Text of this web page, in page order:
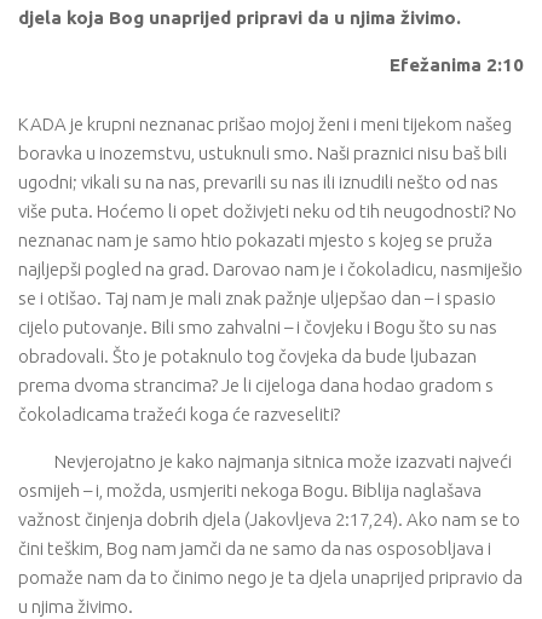
djela koja Bog unaprijed pripravi da u njima živimo.
Efežanima 2:10
KADA je krupni neznanac prišao mojoj ženi i meni tijekom našeg
boravka u inozemstvu, ustuknuli smo. Naši praznici nisu baš bili
ugodni; vikali su na nas, prevarili su nas ili iznudili nešto od nas
više puta. Hoćemo li opet doživjeti neku od tih neugodnosti? No
neznanac nam je samo htio pokazati mjesto s kojeg se pruža
najljepši pogled na grad. Darovao nam je i čokoladicu, nasmiješio
se i otišao. Taj nam je mali znak pažnje uljepšao dan – i spasio
cijelo putovanje. Bili smo zahvalni – i čovjeku i Bogu što su nas
obradovali. Što je potaknulo tog čovjeka da bude ljubazan
prema dvoma strancima? Je li cijeloga dana hodao gradom s
čokoladicama tražeći koga će razveseliti?
Nevjerojatno je kako najmanja sitnica može izazvati najveći
osmijeh – i, možda, usmjeriti nekoga Bogu. Biblija naglašava
važnost činjenja dobrih djela (Jakovljeva 2:17,24). Ako nam se to
čini teškim, Bog nam jamči da ne samo da nas osposobljava i
pomaže nam da to činimo nego je ta djela unaprijed pripravio da
u njima živimo.